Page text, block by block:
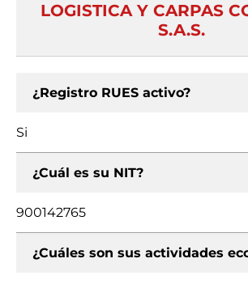
LOGISTICA Y CARPAS
S.A.S.
¿Registro RUES activo?
Si
¿Cuál es su NIT?
900142765
¿Cuáles son sus actividades